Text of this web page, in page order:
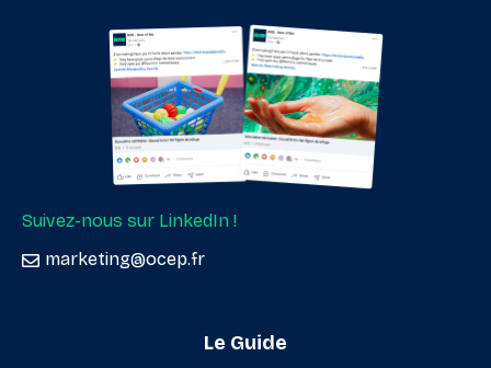
Suivez-nous sur LinkedIn !
marketing@ocep.fr
Le Guide